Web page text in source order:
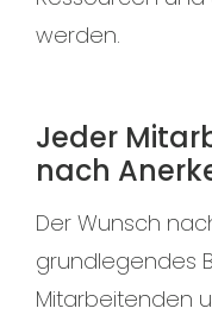
werden.
Jeder
nach
Der Wunsch
grundlegendes
Mitarbeitenden